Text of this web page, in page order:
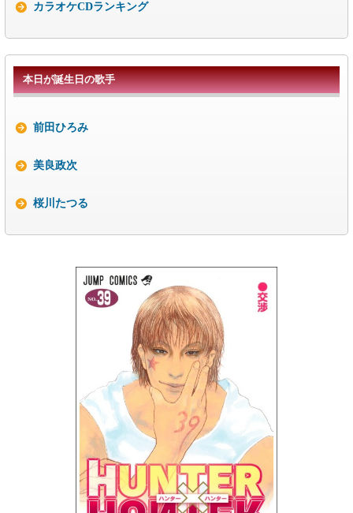
カラオケCDランキング
本日が誕生日の歌手
前田ひろみ
美良政次
桜川たつる